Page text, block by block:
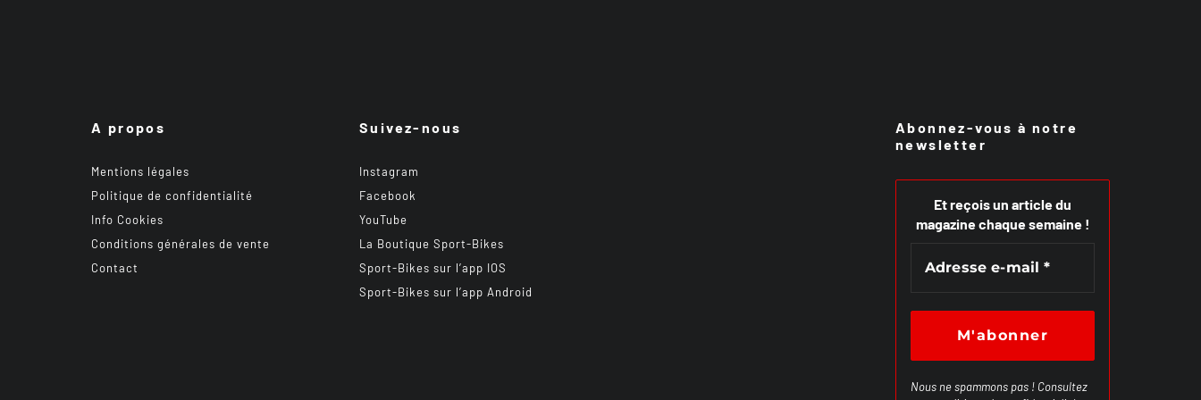
A propos
Mentions légales
Politique de confidentialité
Info Cookies
Conditions générales de vente
Contact
Suivez-nous
Instagram
Facebook
YouTube
La Boutique Sport-Bikes
Sport-Bikes sur l’app IOS
Sport-Bikes sur l’app Android
Abonnez-vous à notre
newsletter
Et reçois un article du
magazine chaque semaine !
Nous ne spammons pas ! Consultez